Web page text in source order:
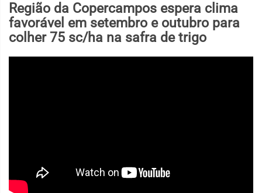
Região da Copercampos espera clima
favorável em setembro e outubro para
colher 75 sc/ha na safra de trigo